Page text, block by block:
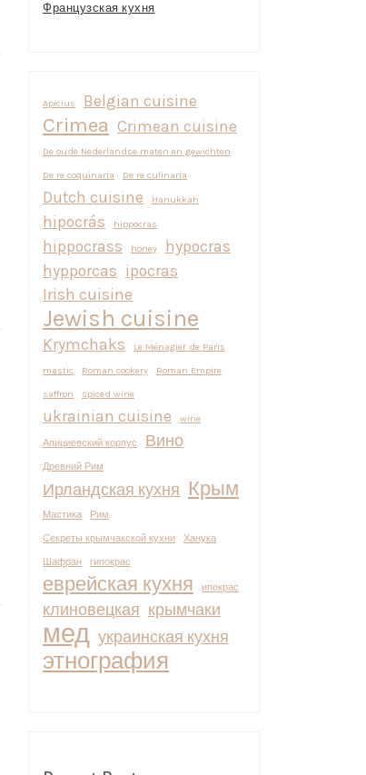
Французская кухня
Apicius Belgian cuisine
Crimea Crimean cuisine
De oude Nederlandse maten en gewichten
De re coquinaria
De re culinaria
Dutch cuisine Hanukkah
hipocrás hippocras
hippocrass honey
hypocras
hypporcas ipocras
Irish cuisine
Jewish cuisine
Krymchaks
Le Ménagier de Paris
mastic
Roman cookery
Roman Empire
saffron
spiced wine
ukrainian cuisine wine
Апициевский корпус Вино
Древний Рим
Ирландская кухня Крым
Мастика
Рим
Секреты крымчакской кухни
Ханука
Шафран
гипокрас
еврейская кухня ипокрас
клиновецкая крымчаки
мед украинская кухня
этнография